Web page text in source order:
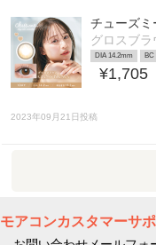
チューズミ
グロスブラ
DIA 14.2mm BC
¥1,705
2023年09月21日投稿
モアコンカスタマーサ